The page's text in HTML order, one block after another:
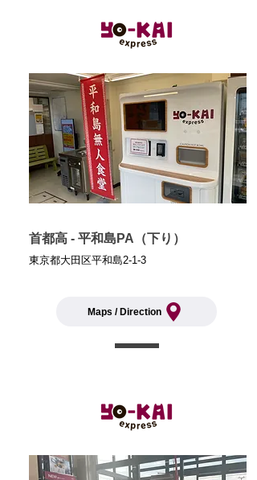
首都高 - 平和島PA（下り）
東京都大田区平和島2-1-3
Maps / Direction